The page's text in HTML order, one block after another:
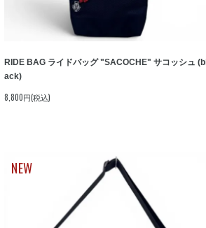
RIDE BAG ライドバッグ "SACOCHE" サコッシュ (bl
ack)
8,800円(税込)
NEW